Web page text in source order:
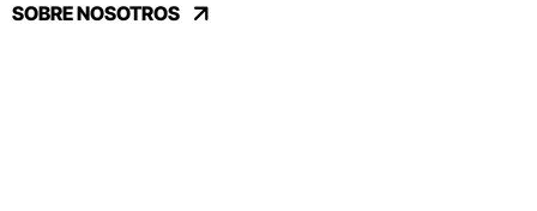
SOBRE NOSOTROS